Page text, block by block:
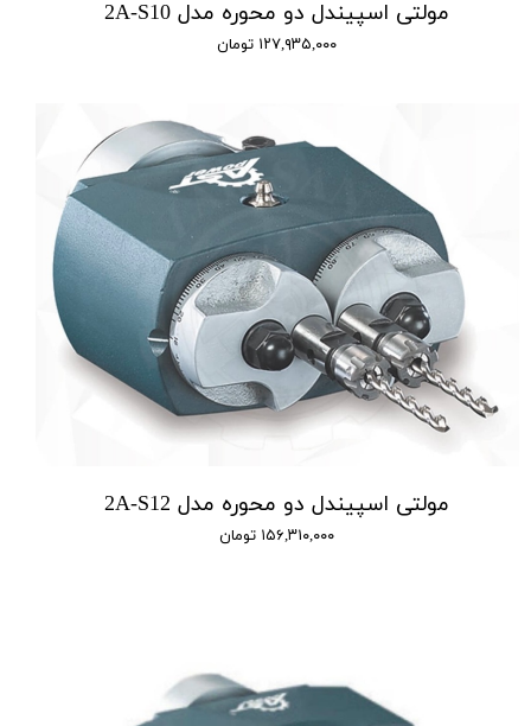
مولتی اسپیندل دو محوره مدل 2A-S10
۱۲۷,۹۳۵,۰۰۰ تومان
مولتی اسپیندل دو محوره مدل 2A-S12
۱۵۶,۳۱۰,۰۰۰ تومان